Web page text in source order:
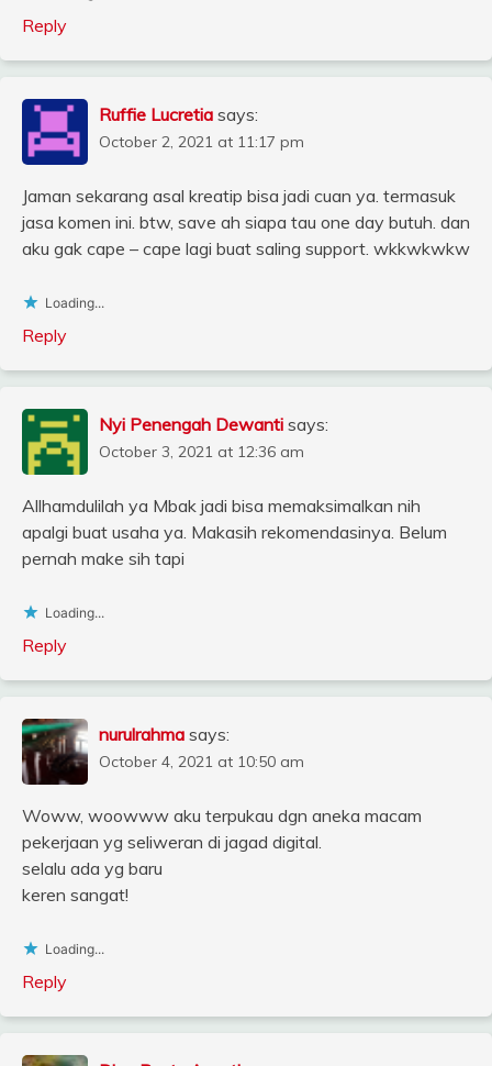
Reply
Ruffie Lucretia says:
October 2, 2021 at 11:17 pm
Jaman sekarang asal kreatip bisa jadi cuan ya. termasuk
jasa komen ini. btw, save ah siapa tau one day butuh. dan
aku gak cape – cape lagi buat saling support. wkkwkwkw
Loading...
Reply
Nyi Penengah Dewanti says:
October 3, 2021 at 12:36 am
Allhamdulilah ya Mbak jadi bisa memaksimalkan nih
apalgi buat usaha ya. Makasih rekomendasinya. Belum
pernah make sih tapi
Loading...
Reply
nurulrahma says:
October 4, 2021 at 10:50 am
Woww, woowww aku terpukau dgn aneka macam
pekerjaan yg seliweran di jagad digital.
selalu ada yg baru
keren sangat!
Loading...
Reply